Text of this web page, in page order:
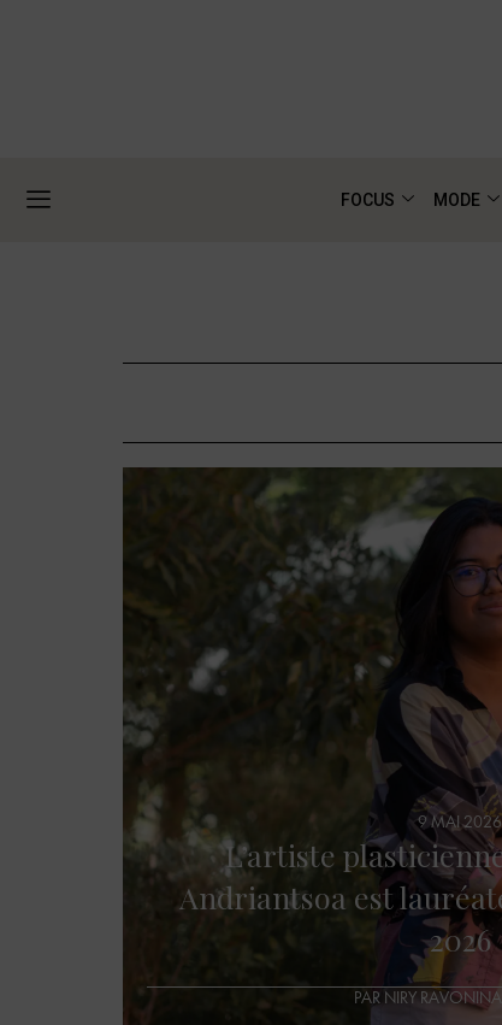
FOCUS MODE
9 MAI 2026
L’artiste
Andriantsoa est
2026
PAR NIRY